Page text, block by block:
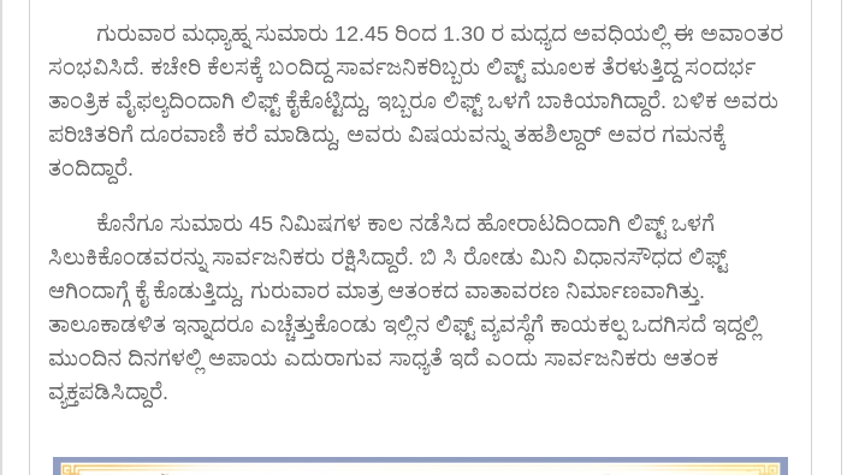
ಗುರುವಾರ ಮಧ್ಯಾಹ್ನ ಸುಮಾರು 12.45 ರಿಂದ 1.30 ರ ಮಧ್ಯದ ಅವಧಿಯಲ್ಲಿ ಈ ಅವಾಂತರ
ಸಂಭವಿಸಿದೆ. ಕಚೇರಿ ಕೆಲಸಕ್ಕೆ ಬಂದಿದ್ದ ಸಾರ್ವಜನಿಕರಿಬ್ಬರು ಲಿಪ್ಟ್ ಮೂಲಕ ತೆರಳುತ್ತಿದ್ದ ಸಂದರ್ಭ
ತಾಂತ್ರಿಕ ವೈಫಲ್ಯದಿಂದಾಗಿ ಲಿಫ್ಟ್ ಕೈಕೊಟ್ಟಿದ್ದು, ಇಬ್ಬರೂ ಲಿಫ್ಟ್ ಒಳಗೆ ಬಾಕಿಯಾಗಿದ್ದಾರೆ. ಬಳಿಕ ಅವರು
ಪರಿಚಿತರಿಗೆ ದೂರವಾಣಿ ಕರೆ ಮಾಡಿದ್ದು, ಅವರು ವಿಷಯವನ್ನು ತಹಶಿಲ್ದಾರ್ ಅವರ ಗಮನಕ್ಕೆ
ತಂದಿದ್ದಾರೆ.
ಕೊನೆಗೂ ಸುಮಾರು 45 ನಿಮಿಷಗಳ ಕಾಲ ನಡೆಸಿದ ಹೋರಾಟದಿಂದಾಗಿ ಲಿಪ್ಟ್ ಒಳಗೆ
ಸಿಲುಕಿಕೊಂಡವರನ್ನು ಸಾರ್ವಜನಿಕರು ರಕ್ಷಿಸಿದ್ದಾರೆ. ಬಿ ಸಿ ರೋಡು ಮಿನಿ ವಿಧಾನಸೌಧದ ಲಿಫ್ಟ್
ಆಗಿಂದಾಗ್ಗೆ ಕೈ ಕೊಡುತ್ತಿದ್ದು, ಗುರುವಾರ ಮಾತ್ರ ಆತಂಕದ ವಾತಾವರಣ ನಿರ್ಮಾಣವಾಗಿತ್ತು.
ತಾಲೂಕಾಡಳಿತ ಇನ್ನಾದರೂ ಎಚ್ಚೆತ್ತುಕೊಂಡು ಇಲ್ಲಿನ ಲಿಫ್ಟ್ ವ್ಯವಸ್ಥೆಗೆ ಕಾಯಕಲ್ಪ ಒದಗಿಸದೆ ಇದ್ದಲ್ಲಿ
ಮುಂದಿನ ದಿನಗಳಲ್ಲಿ ಅಪಾಯ ಎದುರಾಗುವ ಸಾಧ್ಯತೆ ಇದೆ ಎಂದು ಸಾರ್ವಜನಿಕರು ಆತಂಕ
ವ್ಯಕ್ತಪಡಿಸಿದ್ದಾರೆ.